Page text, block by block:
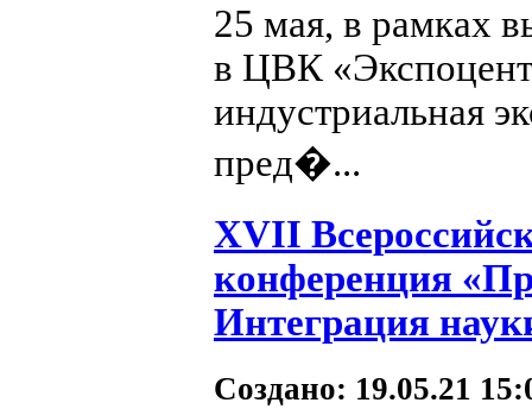
25 мая, в рамках
в ЦВК
индустриальная
пред�...
XVII
конференция
Интеграция
Создано: 19.05.21